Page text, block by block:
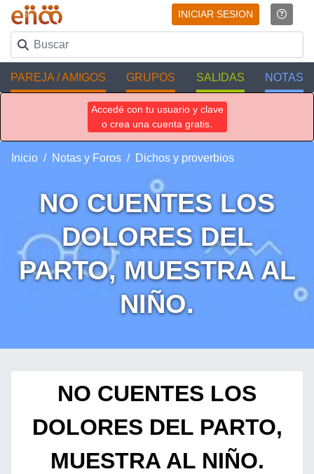
INICIAR SESION
PAREJA / AMIGOS GRUPOS SALIDAS NOTAS
Accedé con tu usuario y clave
o crea una cuenta gratis.
Inicio Notas y Foros Dichos y proverbios
NO CUENTES LOS
DOLORES DEL
PARTO, MUESTRA AL
NIÑO.
NO CUENTES LOS
DOLORES DEL PARTO,
MUESTRA AL NIÑO.